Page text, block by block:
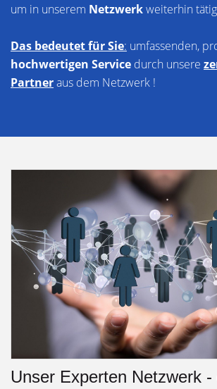
um in unserem Netzwerkweiterhin
Das bedeutet für Sie: umfassenden,
hochwertigen Service durch unsere
Partneraus dem Netzwerk !
Unser Experten Netzwerk -